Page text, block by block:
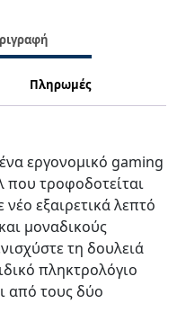
Πληρωμές
εργονομικό gaming
τροφοδοτείται
εξαιρετικά λεπτό
μοναδικούς
τη δουλειά
πληκτρολόγιο
από τους δύο